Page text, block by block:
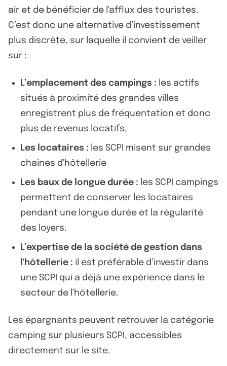
air et de bénéficier de l'afflux des touristes.
C’est donc une alternative d’investissement
plus discrète, sur laquelle il convient de veiller
sur :
L’emplacement des campings : les actifs
situés à proximité des grandes villes
enregistrent plus de fréquentation et donc
plus de revenus locatifs,
Les locataires : les SCPI misent sur grandes
chaînes d'hôtellerie
Les baux de longue durée : les SCPI campings
permettent de conserver les locataires
pendant une longue durée et la régularité
des loyers.
L’expertise de la société de gestion dans
l'hôtellerie : il est préférable d’investir dans
une SCPI qui a déjà une expérience dans le
secteur de l'hôtellerie.
Les épargnants peuvent retrouver la catégorie
camping sur plusieurs SCPI, accessibles
directement sur le site.